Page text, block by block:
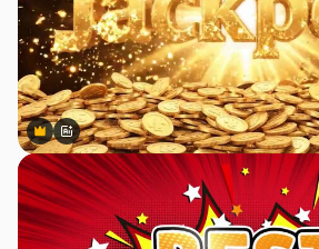
Premium
Premium
สร้างขึ้นโดย AI